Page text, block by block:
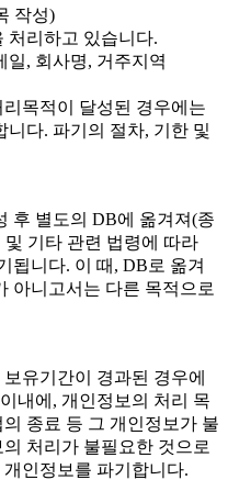
작성)
처리하고 있습니다.
일, 회사명, 거주지역
목적이 달성된 경우에는
다. 파기의 절차, 기한 및
후 별도의 DB에 옮겨져(종
기타 관련 법령에 따라
됩니다. 이 때, DB로 옮겨
아니고서는 다른 목적으로
유기간이 경과된 경우에
내에, 개인정보의 처리 목
종료 등 그 개인정보가 불
처리가 불필요한 것으로
인정보를 파기합니다.